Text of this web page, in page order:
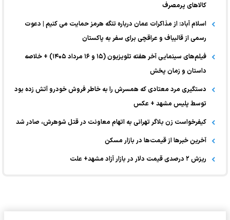
کالا‌های پرمصرف
اسلام آباد: از مذاکرات عمان درباره تنگه هرمز حمایت می کنیم | دعوت
رسمی از قالیباف و عراقچی برای سفر به پاکستان
فیلم‌های سینمایی آخر هفته تلویزیون (۱۵ و ۱۶ مرداد ۱۴۰۵) + خلاصه
داستان و زمان پخش
دستگیری مرد معتادی که همسرش را به خاطر فروش خودرو آتش زده بود
توسط پلیس مشهد + عکس
کیفرخواست زن بلاگر تهرانی به اتهام معاونت در قتل شوهرش، صادر شد
آخرین خبر‌ها از قیمت‌ها در بازار مسکن
ریزش ۲ درصدی قیمت دلار در بازار آزاد مشهد+ علت